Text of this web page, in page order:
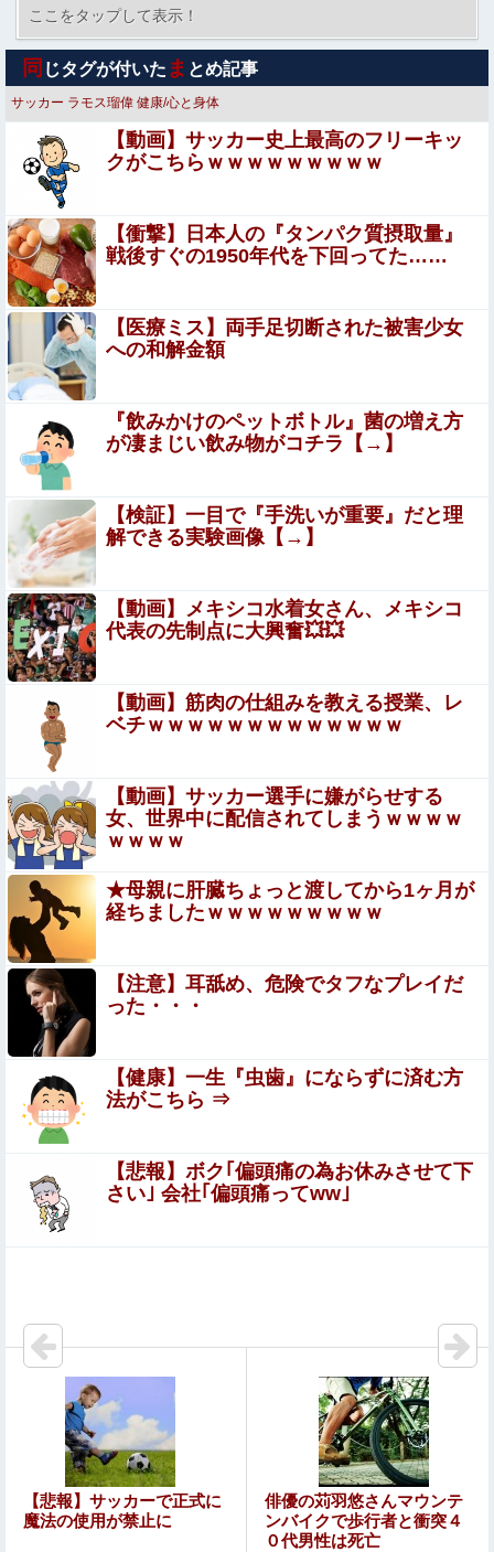
人が優勝
【動画】ショートスリーパー堀大輔さん、対面で高須幹弥
氏にガチギレ 思ったよりも空気がヤバいことに・・・
韓国サッカーのイメージが墜落
【ウマ娘】ライトオはこういう事言う
33歳くらいから太ったせいか加齢で＊が緩んだのかチョビ
ッと漏れるようになった
【動画】手術中に熊本地震直撃やばすぎる
楽しんご「ジャンポケ斉藤さんを貶めた女は気色悪いとか
言ってる癖にフ●ラするとか口だけは素直なんだな！週刊
誌から金もらってるだろ」
独身時代毎朝トメに駅まで送ってもらってた夫「おい駅ま
で送れよ」私「だって子供寝てるのよ」夫「起こせばいい
だろ！」私「歩いて行ける距離でしょう！」夫「俺は仕事
なんだぞ！」
女子生徒「土下座しながらオ○ニーしろ！」⇒ 日本の男子
生徒への性的いじめ動画が●●すぎる
【悲報】 村上宗隆OPS.895 鈴木誠也OPS.840 岡
本和真OPS.742 吉田正尚OPS.740←これ
妹の通信簿見た結果wwwwww
「こんな事になるんやから強制置き配は止めておくべき」
とユーザーがドン引き、UberEatsが導入した強制置き配
が起こしたのは……
【画像】ブランチリポーターさん、阿波踊りでワキ祭り
【画像】 乳も無いくせにビキニになる女子ｗｗｗｗｗｗｗ
ｗｗｗｗｗｗｗｗｗｗｗｗｗｗｗｗｗ
減塩って普通に生きてたら不可能じゃない…？
ジャンポケ斎藤と代理人のやりとり、「地獄すぎて完全に
コントになってる……」と衝撃を受ける人が続出中
ぐらんぶる原作最新話、ヤバすぎる
休日に甥っ子をアポなし託児を押し付けてきた兄嫁！「テ
レビでも見せといてw」と言うので『Gガンダム』を一気
見させた結果……甥っ子が重度の中二病を発症して家で大
暴れｗｗ
もしかして、マンションのベランダで七輪で焼き肉っ
てダメなの？????
ワイ「子供2人目欲しいんやが、、、」ヨッメ「金は？育
【閲覧注意】首吊り自殺中に失禁する美少女達の動画を見
て興奮する男達が存在するらしい…（動画あり）
【画像】欲求満たしすぎて逮捕された女子さん、可愛いと
話題にｗｗｗｗｗｗ他
【画像】井口裕香(36)、タンクトップがはち切れそうなく
らいデカイｗｗｗｗｗｗｗｗｗｗｗ
ここをタップして表示！
同 じタグが付いた ま とめ記事
サッカー ラモス瑠偉 健康/心と身体
【動画】サッカー史上最高のフリーキッ
クがこちらｗｗｗｗｗｗｗｗｗ
【衝撃】日本人の『タンパク質摂取量』
戦後すぐの1950年代を下回ってた……
【医療ミス】両手足切断された被害少女
への和解金額
『飲みかけのペットボトル』菌の増え方
が凄まじい飲み物がコチラ【→】
【検証】一目で『手洗いが重要』だと理
解できる実験画像【→】
【動画】メキシコ水着女さん、メキシコ
代表の先制点に大興奮💥💥
【動画】筋肉の仕組みを教える授業、レ
ベチｗｗｗｗｗｗｗｗｗｗｗｗｗ
【動画】サッカー選手に嫌がらせする
女、世界中に配信されてしまうｗｗｗｗ
ｗｗｗｗ
★母親に肝臓ちょっと渡してから1ヶ月が
経ちましたｗｗｗｗｗｗｗｗｗ
【注意】耳舐め、危険でタフなプレイだ
った・・・
【健康】一生『虫歯』にならずに済む方
法がこちら ⇒
【悲報】ボク｢偏頭痛の為お休みさせて下
さい｣ 会社｢偏頭痛ってww｣
【悲報】サッカーで正式に
魔法の使用が禁止に
俳優の苅羽悠さんマウンテ
ンバイクで歩行者と衝突４
０代男性は死亡